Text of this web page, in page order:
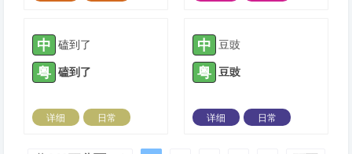
中 磕到了
粤 磕到了
详细
日常
中 豆豉
粤 豆豉
详细
日常